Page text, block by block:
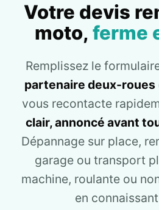
Votre devis
moto, ferme
Remplissez le
partenaire deux-roues
vous recontacte
clair, annoncé avant
Dépannage sur place,
garage ou transport
machine, roulante ou
en